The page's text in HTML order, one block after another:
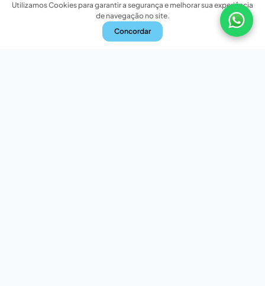
Utilizamos Cookies para garantir a segurança e melhorar sua experiência
de navegação no site.
Concordar